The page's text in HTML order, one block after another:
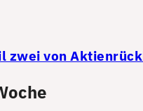
zwei von